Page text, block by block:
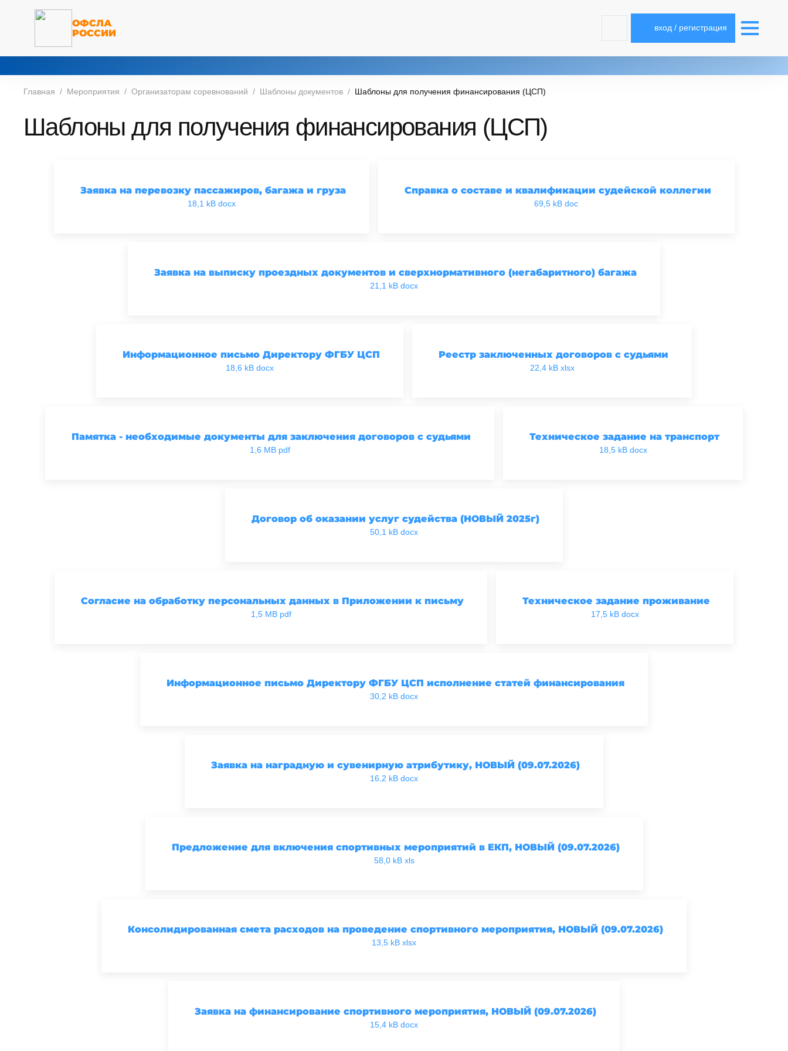
ОФСЛА
РОССИИ
вход / регистрация
Главная Мероприятия Организаторам соревнований Шаблоны документов Шаблоны для получения финансирования (ЦСП)
Шаблоны для получения финансирования (ЦСП)
Заявка на перевозку пассажиров, багажа и груза
18,1 kB docx
Справка о составе и квалификации судейской коллегии
69,5 kB doc
Заявка на выписку проездных документов и сверхнормативного (негабаритного) багажа
21,1 kB docx
Информационное письмо Директору ФГБУ ЦСП
18,6 kB docx
Реестр заключенных договоров с судьями
22,4 kB xlsx
Памятка - необходимые документы для заключения договоров с судьями
1,6 MB pdf
Техническое задание на транспорт
18,5 kB docx
Договор об оказании услуг судейства (НОВЫЙ 2025г)
50,1 kB docx
Согласие на обработку персональных данных в Приложении к письму
1,5 MB pdf
Техническое задание проживание
17,5 kB docx
Информационное письмо Директору ФГБУ ЦСП исполнение статей финансирования
30,2 kB docx
Заявка на наградную и сувенирную атрибутику, НОВЫЙ (09.07.2026)
16,2 kB docx
Предложение для включения спортивных мероприятий в ЕКП, НОВЫЙ (09.07.2026)
58,0 kB xls
Консолидированная смета расходов на проведение спортивного мероприятия, НОВЫЙ (09.07.2026)
13,5 kB xlsx
Заявка на финансирование спортивного мероприятия, НОВЫЙ (09.07.2026)
15,4 kB docx